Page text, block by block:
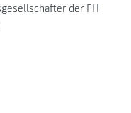
der FH